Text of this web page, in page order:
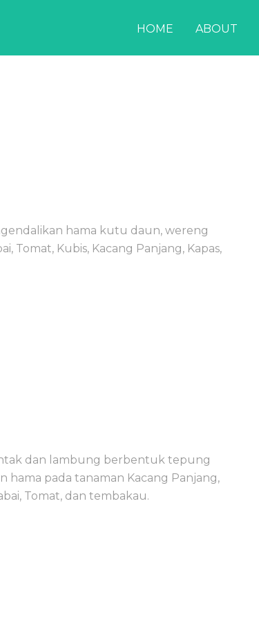
HOME ABOUT
hama kutu daun, wereng
Tomat, Kubis, Kacang Panjang, Kapas,
dan lambung berbentuk tepung
pada tanaman Kacang Panjang,
Tomat, dan tembakau.